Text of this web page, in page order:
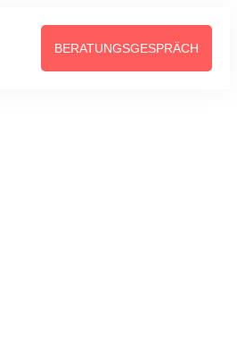
BERATUNGSGESPRÄCH